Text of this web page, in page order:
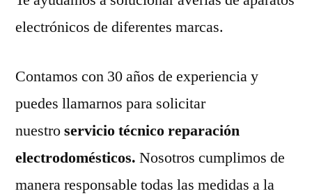
electrónicos de diferentes marcas.
Contamos con 30 años de experiencia y
puedes llamarnos para solicitar
nuestroservicio técnico reparación
electrodomésticos. Nosotros cumplimos de
manera responsable todas las medidas a la